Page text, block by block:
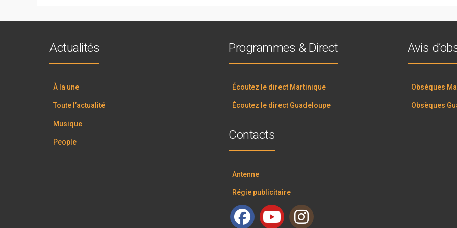
Actualités
À la une
Toute l’actualité
Musique
People
Programmes & Direct
Écoutez le direct Martinique
Écoutez le direct Guadeloupe
Avis
Obsèques
Obsèques
Contacts
Antenne
Régie publicitaire